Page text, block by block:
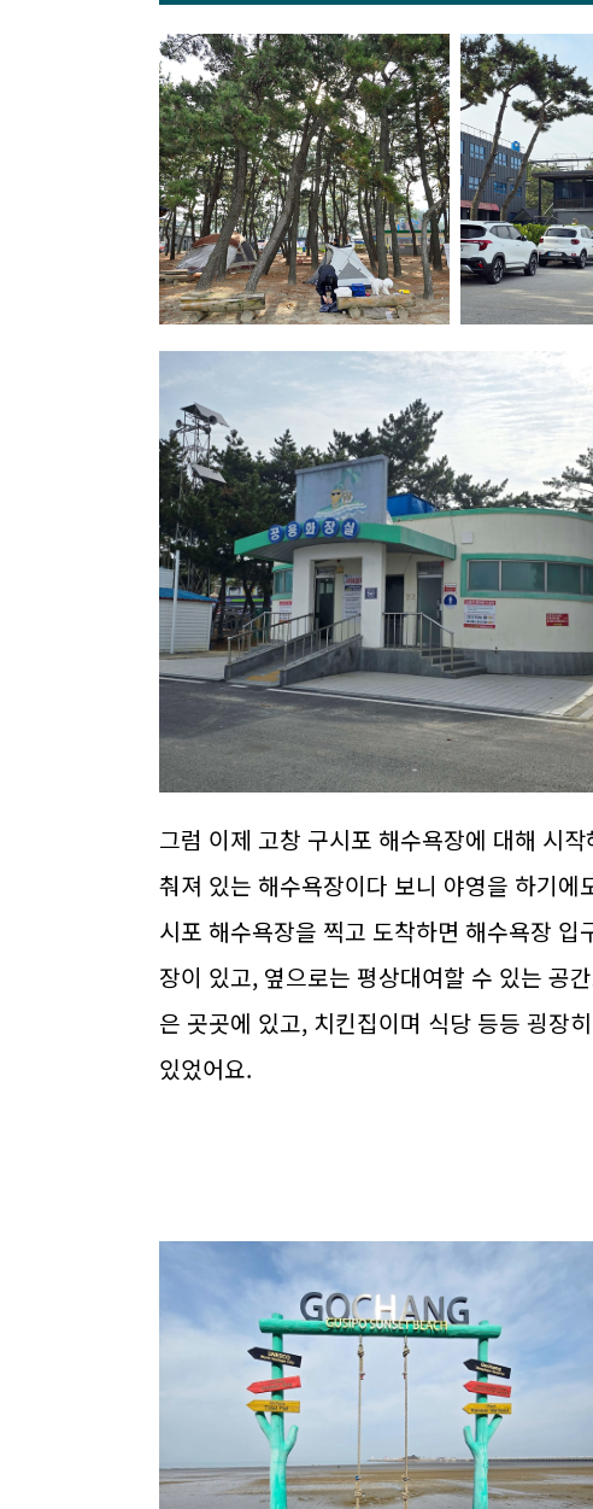
그럼 이제 고창 구시포 해수욕장에 대해 시
춰져 있는 해수욕장이다 보니 야영을 하기
시포 해수욕장을 찍고 도착하면 해수욕장
장이 있고, 옆으로는 평상대여할 수 있는 공
은 곳곳에 있고, 치킨집이며 식당 등등 굉장
있었어요.